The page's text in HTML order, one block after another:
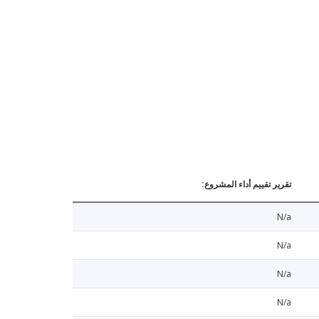
تقرير تقييم أداء المشروع:
N/a
N/a
N/a
N/a